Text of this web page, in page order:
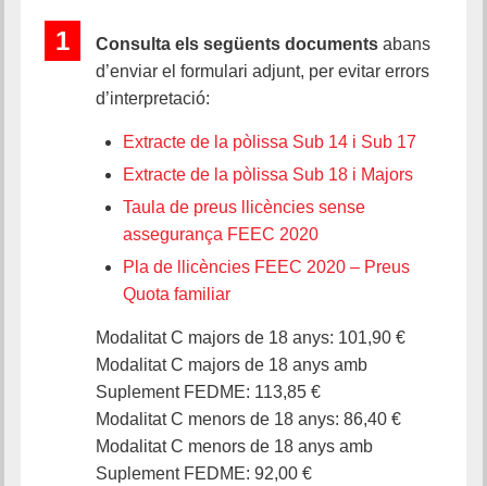
1 Consulta els següents documents abans
d’enviar el formulari adjunt, per evitar errors
d’interpretació:
Extracte de la pòlissa Sub 14 i Sub 17
Extracte de la pòlissa Sub 18 i Majors
Taula de preus llicències sense
assegurança FEEC 2020
Pla de llicències FEEC 2020 – Preus
Quota familiar
Modalitat C majors de 18 anys: 101,90 €
Modalitat C majors de 18 anys amb
Suplement FEDME: 113,85 €
Modalitat C menors de 18 anys: 86,40 €
Modalitat C menors de 18 anys amb
Suplement FEDME: 92,00 €